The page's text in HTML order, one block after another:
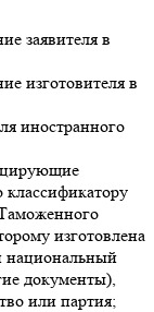
заявителя в
изготовителя в
иностранного
изготовлена
национальный
документы),
или партия;